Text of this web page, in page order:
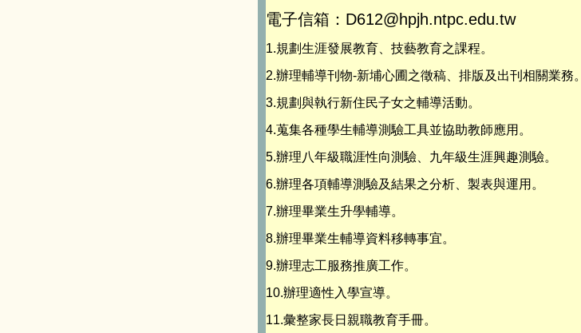
電子信箱： D612@hpjh.ntpc.edu.tw
1.規劃生涯發展教育、技藝教育之課程。
2.辦理輔導刊物-新埔心圃之徵稿、排版及出刊相關業務。
3.規劃與執行新住民子女之輔導活動。
4.蒐集各種學生輔導測驗工具並協助教師應用。
5.辦理八年級職涯性向測驗、九年級生涯興趣測驗。
6.辦理各項輔導測驗及結果之分析、製表與運用。
7.辦理畢業生升學輔導。
8.辦理畢業生輔導資料移轉事宜。
9.辦理志工服務推廣工作。
10.辦理適性入學宣導。
11.彙整家長日親職教育手冊。